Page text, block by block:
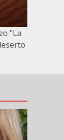
"La